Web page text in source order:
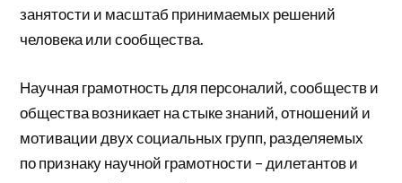
занятости и масштаб принимаемых решений
человека или сообщества.
Научная грамотность для персоналий, сообществ и
общества возникает на стыке знаний, отношений и
мотивации двух социальных групп, разделяемых
по признаку научной грамотности – дилетантов и